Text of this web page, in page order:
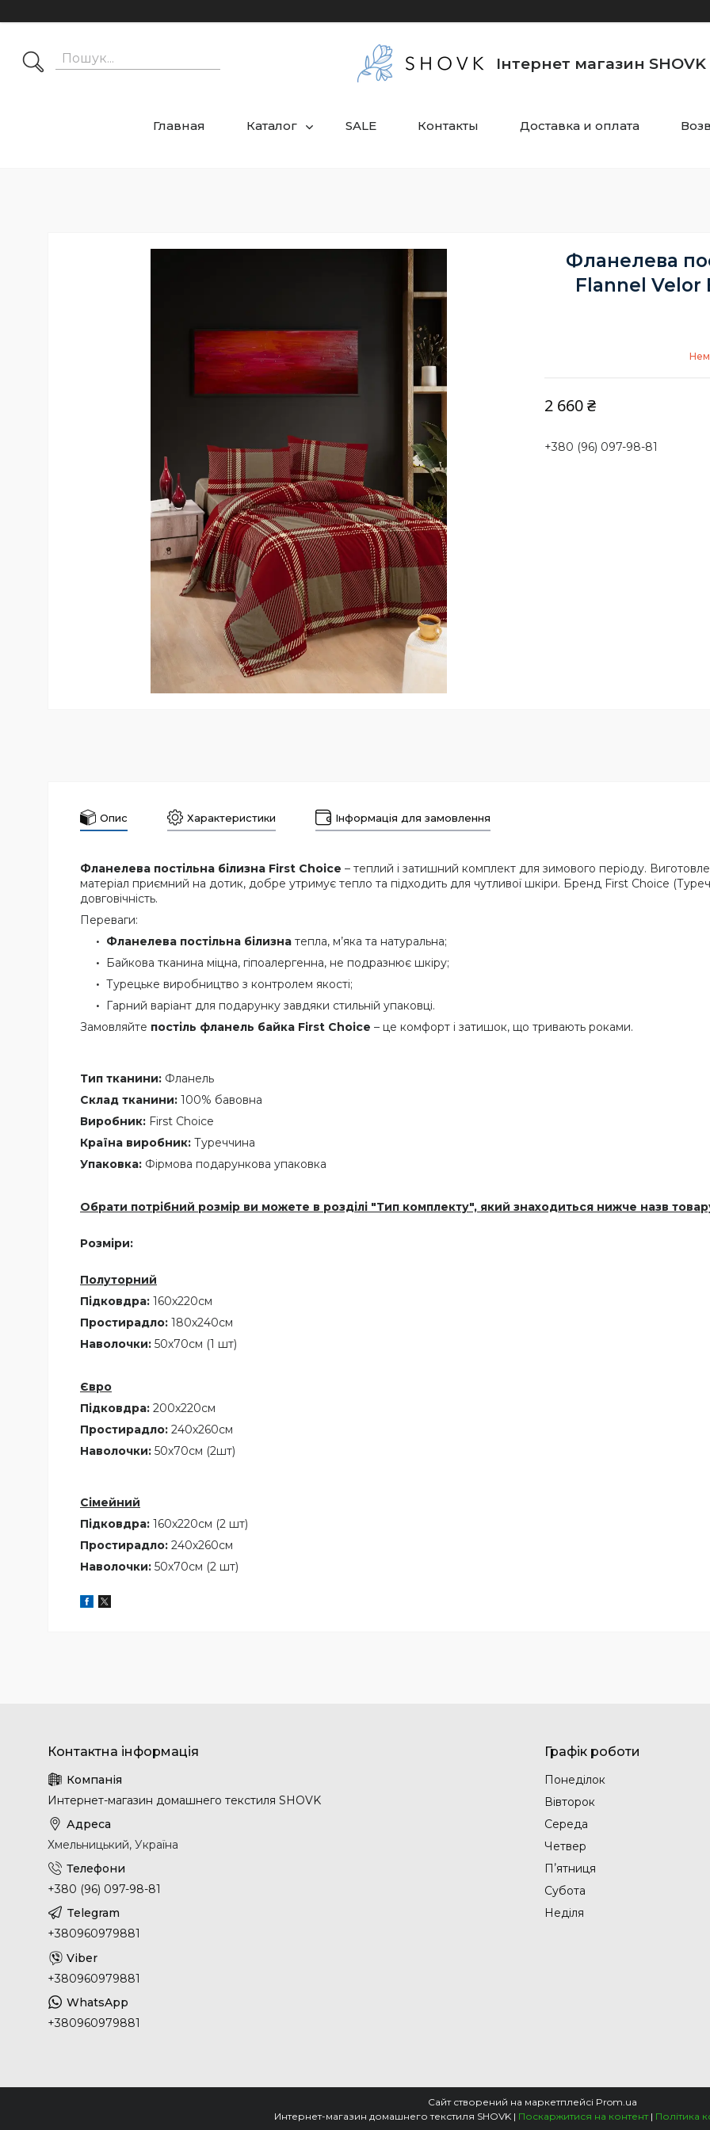
Інтернет магазин SHOVK
Главная Каталог SALE Контакты Доставка и оплата
Фланелева
Flannel Velor
2 660 ₴
+380 (96) 097-98-81
Опис Характеристики Інформація для замовлення
Фланелева постільна білизна First Choice – теплий і затишний комплект для зимового періоду.
матеріал приємний на дотик, добре утримує тепло та підходить для чутливої шкіри. Бренд First Choice
довговічність.
Переваги:
Фланелева постільна білизна тепла, м’яка та натуральна;
Байкова тканина міцна, гіпоалергенна, не подразнює шкіру;
Турецьке виробництво з контролем якості;
Гарний варіант для подарунку завдяки стильній упаковці.
Замовляйте постіль фланель байка First Choice – це комфорт і затишок, що тривають роками.
Тип тканини: Фланель
Склад тканини: 100% бавовна
Виробник: First Choice
Країна виробник: Туреччина
Упаковка: Фірмова подарункова упаковка
Обрати потрібний розмір ви можете в розділі "Тип комплекту", який знаходиться нижче назв
Розміри:
Полуторний
Підковдра: 160х220см
Простирадло: 180х240см
Наволочки: 50х70см (1 шт)
Євро
Підковдра: 200х220см
Простирадло: 240х260см
Наволочки: 50х70см (2шт)
Сімейний
Підковдра: 160х220см (2 шт)
Простирадло: 240х260см
Наволочки: 50х70см (2 шт)
Интернет-магазин домашнего текстиля SHOVK
Хмельницький, Україна
+380 (96) 097-98-81
+380960979881
+380960979881
+380960979881
Графік роботи
Понеділок
Вівторок
Середа
Четвер
Пʼятниця
Субота
Неділя
Сайт створений на маркетплейсі Prom.ua
Интернет-магазин домашнего текстиля SHOVK | Поскаржитися на контент | Політика